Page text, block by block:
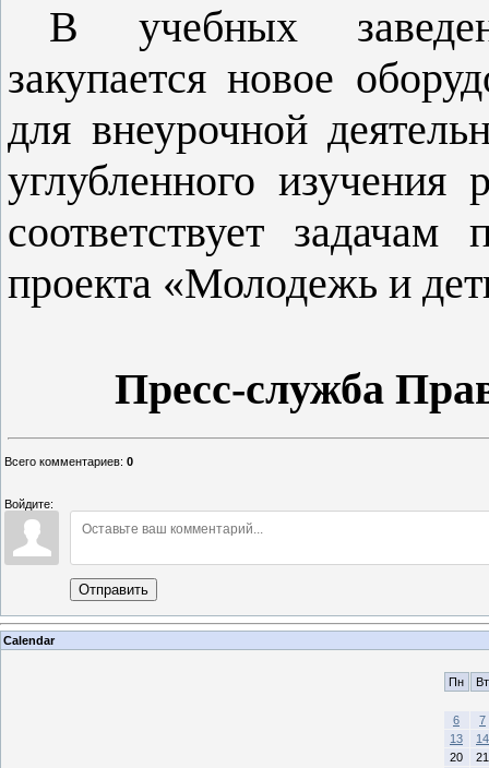
В учебных
закупается новое
для внеурочной
углубленного изучения
соответствует задачам
проекта «Молодежь и
Пресс-служба
Всего комментариев: 0
Войдите:
Отправить
Calendar
Пн Вт
6
7
13
14
20
21